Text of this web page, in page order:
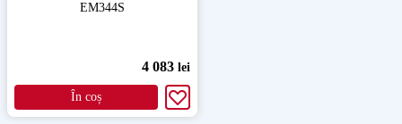
EM344S
4 083 lei
În coș